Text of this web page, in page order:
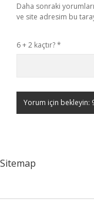
Daha sonraki
ve site adresim bu
6 + 2 kaçtır?*
Sitemap